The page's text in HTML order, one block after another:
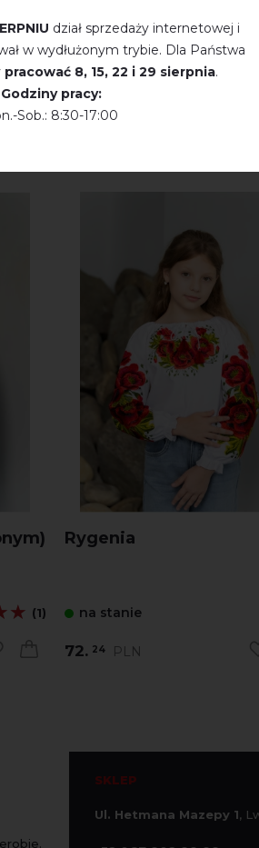
(1)
Rygenia
na stanie
72. 24 PLN
SKLEP
Ul. Hetmana Mazepy 1,
dział sprzedaży internetowej i
w wydłużonym trybie. Dla Państwa
pracować 8, 15, 22 і 29 sierpnia.
Godziny pracy:
Sob.: 8:30-17:00